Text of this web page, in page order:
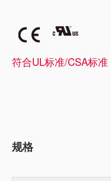
符合UL标准/CSA标准
规格